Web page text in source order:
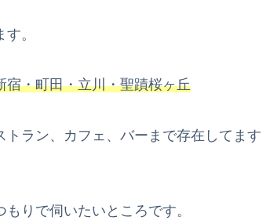
。
宿・町田・立川・聖蹟桜ヶ丘
ラン、カフェ、バーまで存在してます
りで伺いたいところです。